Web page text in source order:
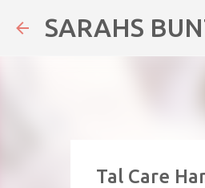
SARAHS
Tal Care